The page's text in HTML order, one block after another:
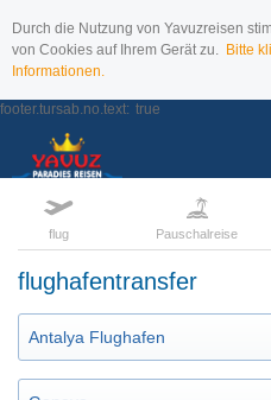
Durch die Nutzung von Yavuzreisen
von Cookies auf Ihrem Gerät zu. Bitte
Informationen.
footer.tursab.no.text: true
flug Pauschalreise
flughafentransfer